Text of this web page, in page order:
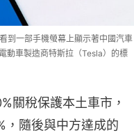
到一部手機螢幕上顯示著中國汽車
動車製造商特斯拉（Tesla）的標
關稅保護本土車市，
隨後與中方達成的